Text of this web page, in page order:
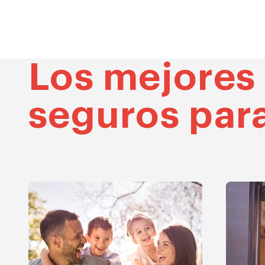
Los mejores
seguros